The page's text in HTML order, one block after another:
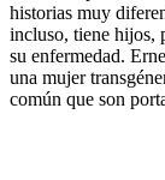
historias muy
incluso, tiene hijos,
su enfermedad.
una mujer
común que son